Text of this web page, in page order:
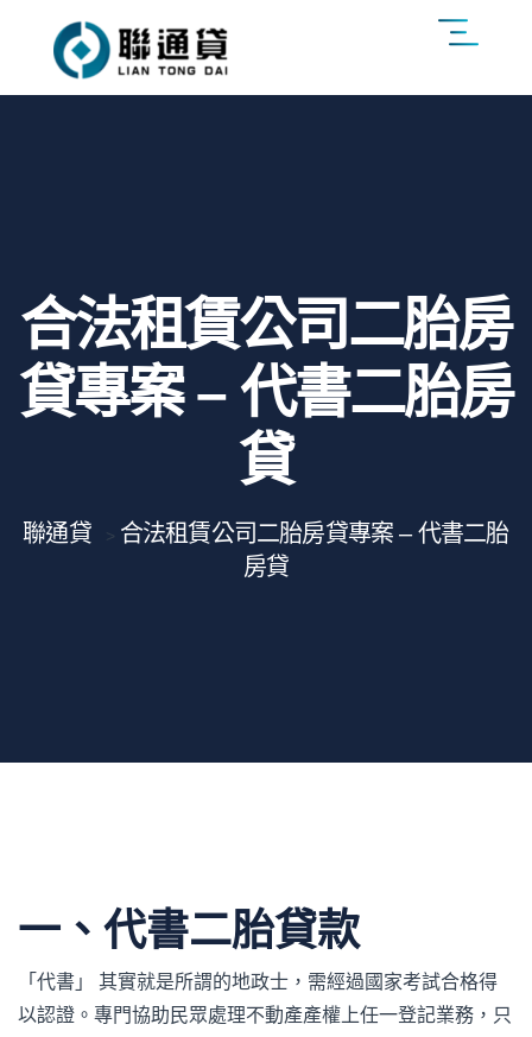
合法租賃公司二胎房
貸專案 – 代書二胎房
貸
聯通貸 > 合法租賃公司二胎房貸專案 – 代書二胎
房貸
一 、 代書二胎貸款
「代書」 其實就是所謂的地政士，需經過國家考試合格得
以認證。專門協助民眾處理不動產產權上任一登記業務，只